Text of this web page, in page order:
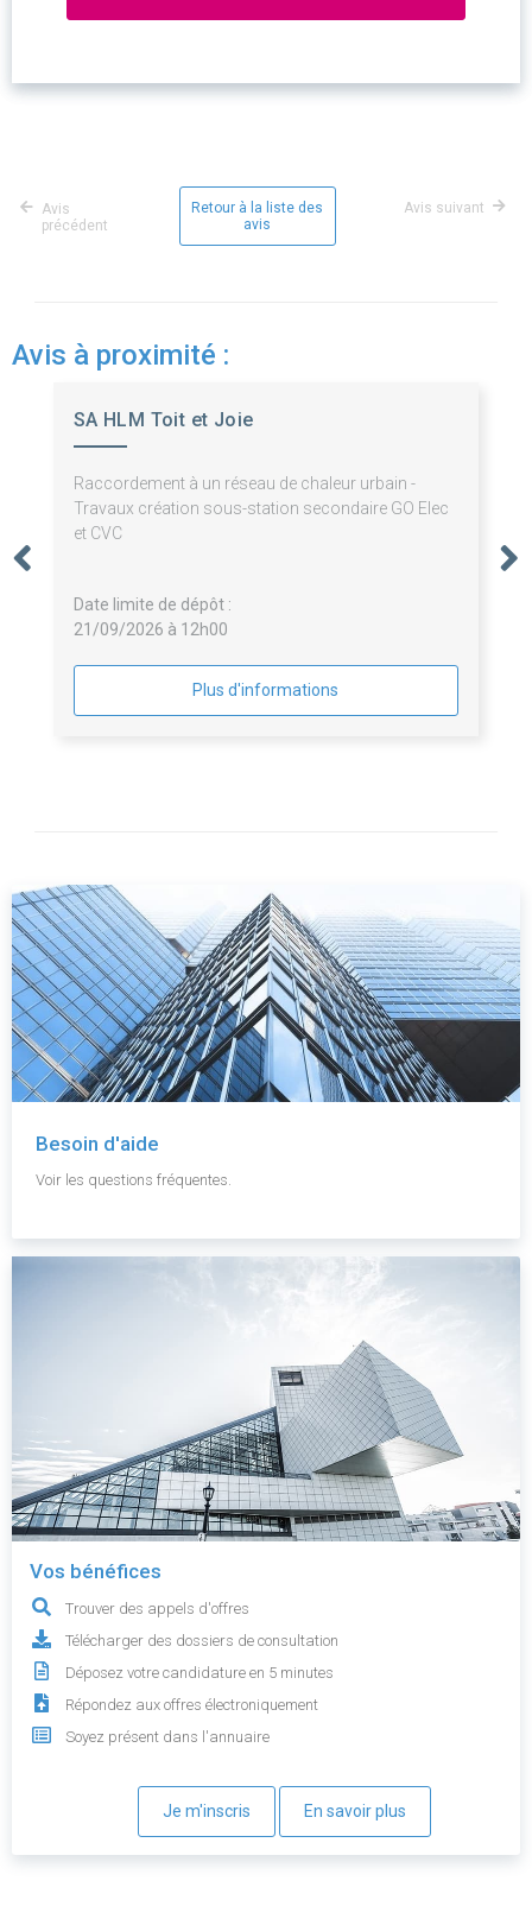
Avis
précédent
Retour à la liste des
avis
Avis suivant
Avis à proximité :
SA HLM Toit et Joie
Raccordement à un réseau de chaleur urbain -
Travaux création sous-station secondaire GO Elec
et CVC
Date limite de dépôt :
21/09/2026 à 12h00
Plus d'informations
Besoin d'aide
Voir les questions fréquentes.
Vos bénéfices
Trouver des appels d'offres
Télécharger des dossiers de consultation
Déposez votre candidature en 5 minutes
Répondez aux offres électroniquement
Soyez présent dans l'annuaire
Je m'inscris En savoir plus